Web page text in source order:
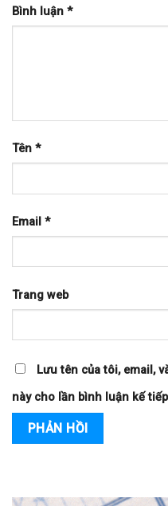
Bình luận *
Tên *
Email *
Trang web
Lưu tên của tôi, email,
này cho lần bình luận kế